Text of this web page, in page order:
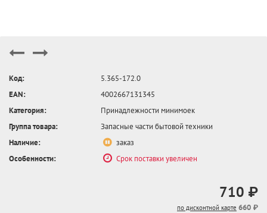
Код:
5.365-172.0
EAN:
4002667131345
Категория:
Принадлежности минимоек
Группа товара:
Запасные части бытовой техники
Наличие:
заказ
Особенности:
Срок поставки увеличен
710 ₽
по дисконтной карте 660 ₽